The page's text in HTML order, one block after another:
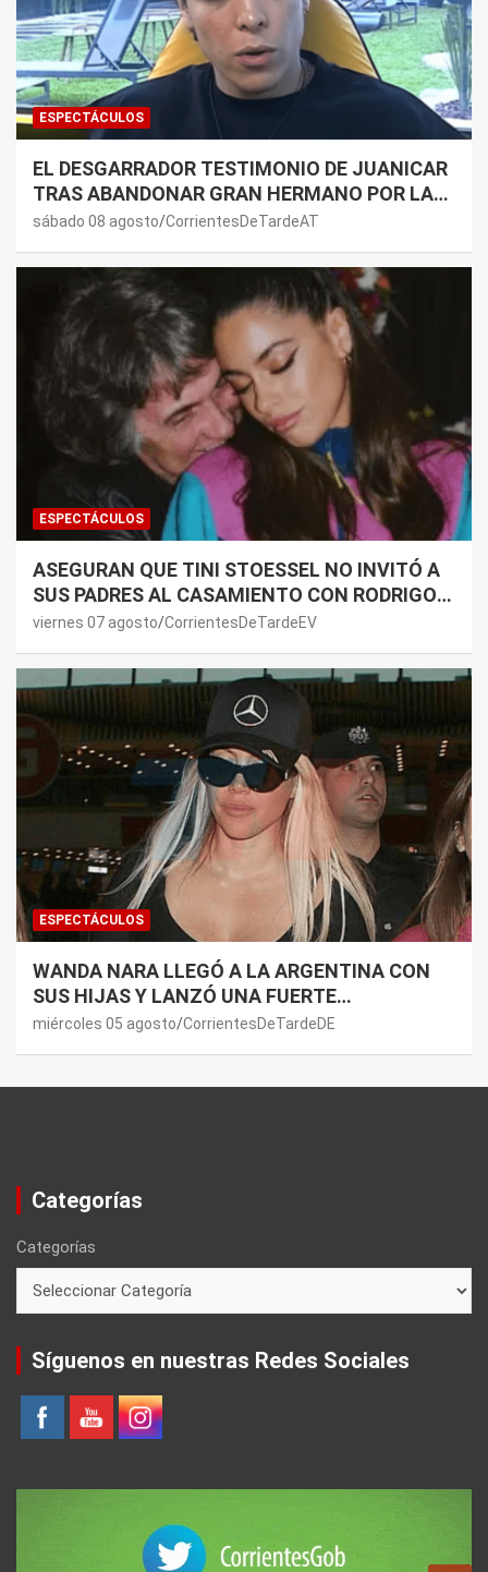
ESPECTÁCULOS
EL DESGARRADOR TESTIMONIO DE JUANICAR
TRAS ABANDONAR GRAN HERMANO POR LA
SALUD DE SU MAMÁ.
sábado 08 agosto CorrientesDeTardeAT
ESPECTÁCULOS
ASEGURAN QUE TINI STOESSEL NO INVITÓ A
SUS PADRES AL CASAMIENTO CON RODRIGO
DE PAUL: LOS MOTIVOS
viernes 07 agosto CorrientesDeTardeEV
ESPECTÁCULOS
WANDA NARA LLEGÓ A LA ARGENTINA CON
SUS HIJAS Y LANZÓ UNA FUERTE
PREMONICIÓN SOBRE MAURO ICARDI
miércoles 05 agosto CorrientesDeTardeDE
Categorías
Categorías
Síguenos en nuestras Redes Sociales